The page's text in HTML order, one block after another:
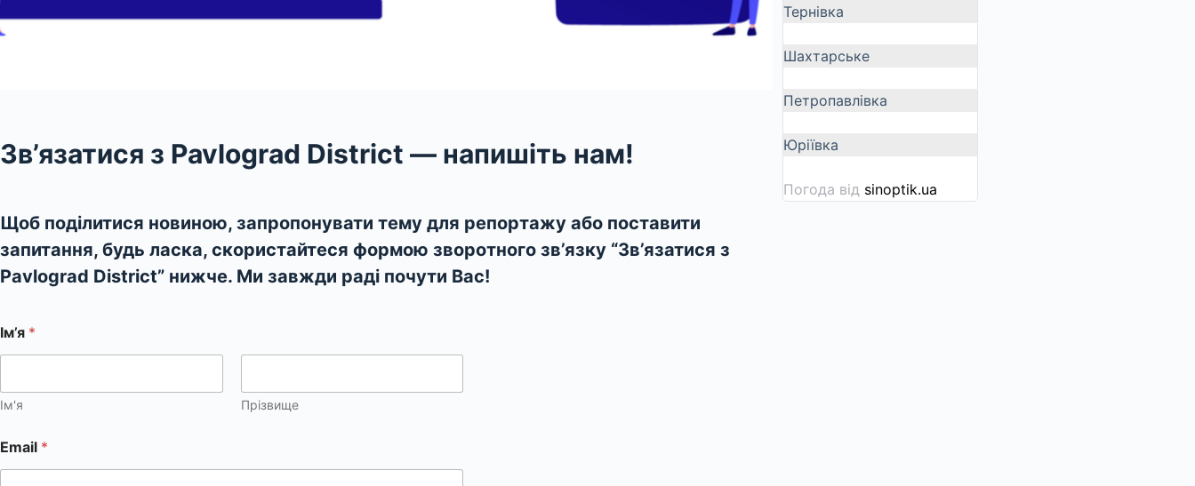
Зв’язатися з Pavlograd District — напишіть нам!
Щоб поділитися новиною, запропонувати тему для репортажу або поставити
запитання, будь ласка, скористайтеся формою зворотного зв’язку “Зв’язатися з
Pavlograd District” нижче. Ми завжди раді почути Вас!
Ім’я *
Ім'я Прізвище
Email *
Тернівка
Шахтарське
Петропавлівка
Юріївка
Погода від sinoptik.ua